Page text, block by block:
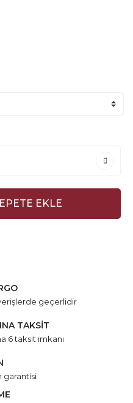
EKLE
geçerlidir
TAKSİT
6 taksit imkanı
garantisi